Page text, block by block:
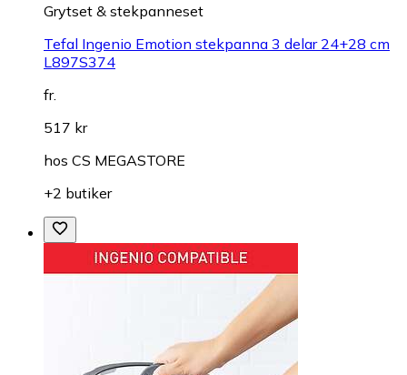
Grytset & stekpanneset
Tefal Ingenio Emotion stekpanna 3 delar 24+28 cm
L897S374
fr.
517 kr
hos CS MEGASTORE
+2 butiker